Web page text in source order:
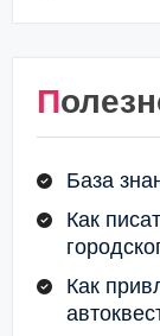
База
Как
Как